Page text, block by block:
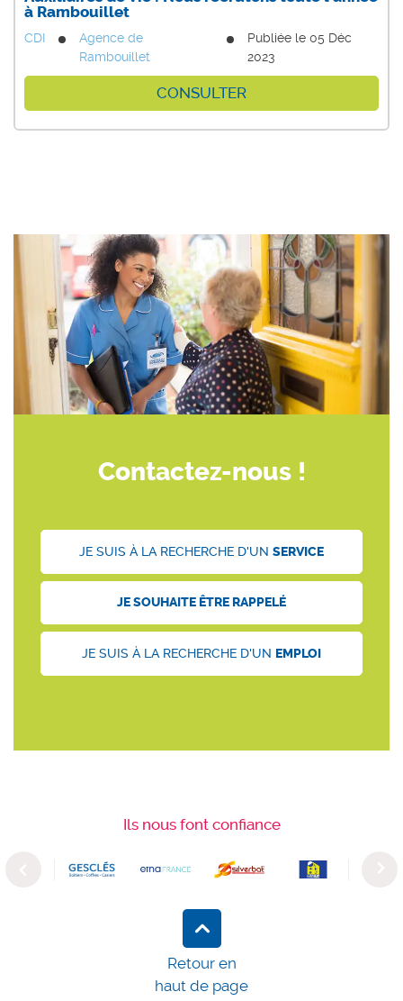
à Rambouillet
CDI
Agence de
Rambouillet
Publiée le 05 Déc
2023
CONSULTER
Contactez-nous !
JE SUIS À LA RECHERCHE D'UN SERVICE
JE SOUHAITE ÊTRE RAPPELÉ
JE SUIS À LA RECHERCHE D'UN EMPLOI
Ils nous font confiance
Previous Next
Retour en
haut de page